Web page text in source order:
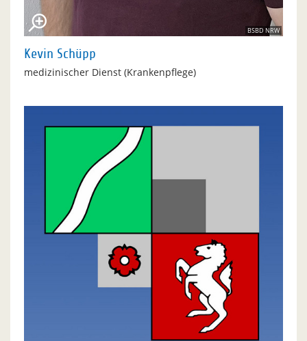
BSBD NRW
Kevin Schüpp
medizinischer Dienst (Krankenpflege)